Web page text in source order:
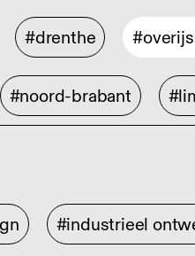
#drenthe
#noord-brabant
#industrieel